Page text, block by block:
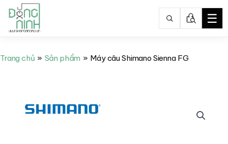
tới
☰
Trang chủ Sản phẩm Máy câu Shimano Sienna FG